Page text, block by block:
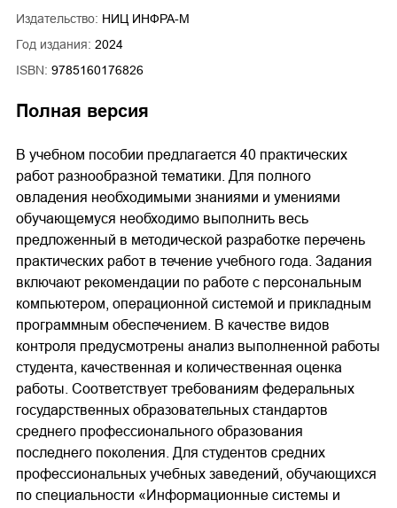
Издательство: НИЦ ИНФРА-М
Год издания: 2024
ISBN: 9785160176826
Полная версия
В учебном пособии предлагается 40 практических
работ разнообразной тематики. Для полного
овладения необходимыми знаниями и умениями
обучающемуся необходимо выполнить весь
предложенный в методической разработке перечень
практических работ в течение учебного года. Задания
включают рекомендации по работе с персональным
компьютером, операционной системой и прикладным
программным обеспечением. В качестве видов
контроля предусмотрены анализ выполненной работы
студента, качественная и количественная оценка
работы. Соответствует требованиям федеральных
государственных образовательных стандартов
среднего профессионального образования
последнего поколения. Для студентов средних
профессиональных учебных заведений, обучающихся
по специальности «Информационные системы и